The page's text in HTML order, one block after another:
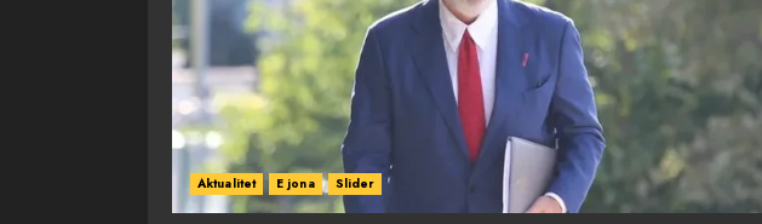
Aktualitet E jona Slider